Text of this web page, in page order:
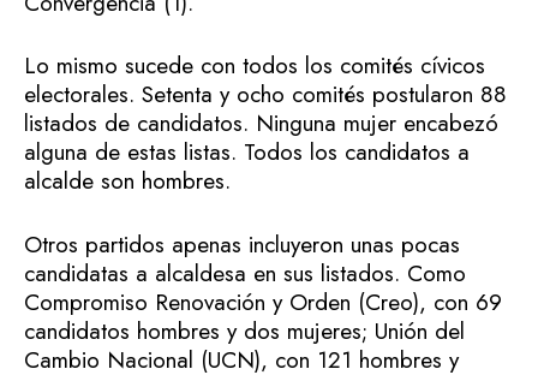
Lo mismo sucede con todos los comités cívicos
electorales. Setenta y ocho comités postularon 88
listados de candidatos. Ninguna mujer encabezó
alguna de estas listas. Todos los candidatos a
alcalde son hombres.
Otros partidos apenas incluyeron unas pocas
candidatas a alcaldesa en sus listados. Como
Compromiso Renovación y Orden (Creo), con 69
candidatos hombres y dos mujeres; Unión del
Cambio Nacional (UCN), con 121 hombres y